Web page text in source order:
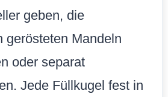
geben, die
gerösteten Mandeln
oder separat
Jede Füllkugel fest in